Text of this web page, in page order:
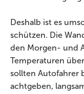
Deshalb ist es
schützen. Die
den Morgen- und
Temperaturen
sollten Autofahrer
achtgeben,